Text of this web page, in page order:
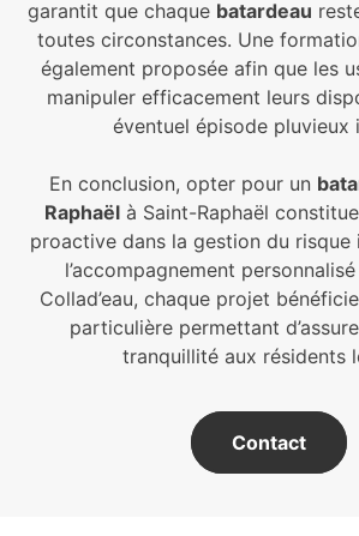
garantit que chaque batardeau
toutes circonstances. Une
également proposée afin que les
manipuler efficacement leurs
éventuel épisode pluvieux
En conclusion, opter pour un
Raphaël à Saint-Raphaël
proactive dans la gestion du risque
l’accompagnement
Collad’eau, chaque projet
particulière permettant
tranquillité aux résidents
Contact